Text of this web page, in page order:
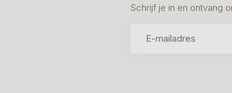
Schrijf je in en ontvang